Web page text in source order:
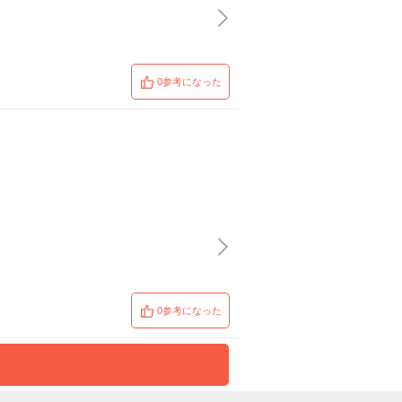
0参考になった
0参考になった